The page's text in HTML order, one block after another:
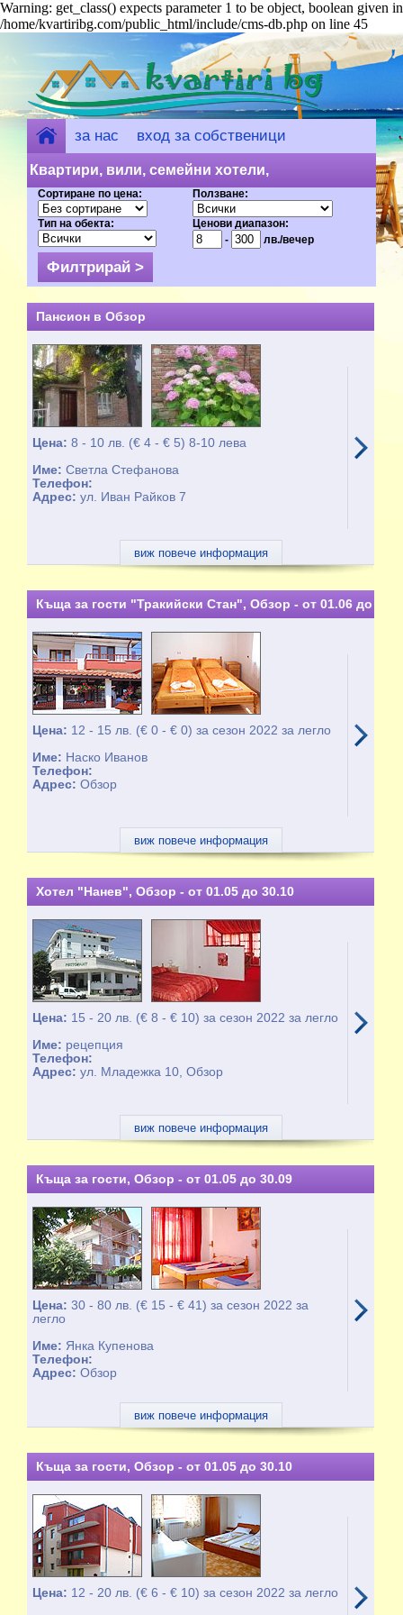
Warning: get_class() expects parameter 1 to be object, boolean given in
/home/kvartiribg.com/public_html/include/cms-db.php on line 45
за нас
вход за собственици
добави обект
Квартири, вили, семейни хотели,
къщи за гости - Обзор (126) на цени от
8 лв.
Сортиране по цена: Ползване:
Тип на обекта:
Ценови диапазон:
-
лв./вечер
Пансион в Обзор
Цена:8 - 10 лв. (€ 4 - € 5) 8-10 лева
Име:Светла Стефанова
Телефон:
Адрес:ул. Иван Райков 7
виж повече информация
Къща за гости "Тракийски Стан", Обзор - от 01.06 до
30.09
Цена: 12 - 15 лв. (€ 0 - € 0) за сезон 2022 за легло
Име: Наско Иванов
Телефон:
Адрес:Обзор
виж повече информация
Хотел "Нанев", Обзор - от 01.05 до 30.10
Цена: 15 - 20 лв. (€ 8 - € 10) за сезон 2022 за легло
Име: рецепция
Телефон:
Адрес:ул. Младежка 10, Обзор
виж повече информация
Къща за гости, Обзор - от 01.05 до 30.09
Цена:30 - 80 лв. (€ 15 - € 41) за сезон 2022 за
легло
Име: Янка Купенова
Телефон:
Адрес:Обзор
виж повече информация
Къща за гости, Обзор - от 01.05 до 30.10
Цена: 12 - 20 лв. (€ 6 - € 10) за сезон 2022 за легло